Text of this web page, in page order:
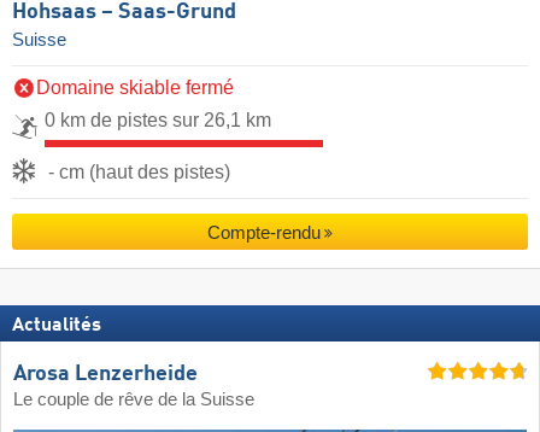
Hohsaas – Saas-Grund
Suisse
Domaine skiable fermé
0 km de pistes sur 26,1 km
- cm (haut des pistes)
Compte-rendu
Actualités
Arosa Lenzerheide
Le couple de rêve de la Suisse